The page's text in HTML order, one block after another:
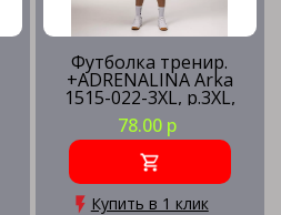
Футболка тренир.
+ADRENALINA Arka
1515-022-3XL, р.3XL,
полиэстер, хлопок,
вискоза, белый
78.00 р
Купить в 1 клик